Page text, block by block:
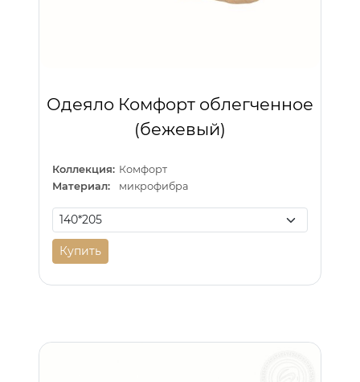
Одеяло Комфорт облегченное
(бежевый)
Коллекция: Комфорт
Материал:
микрофибра
Купить